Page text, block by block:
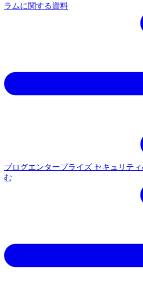
ラムに関する資料
ブログエンタープライズ セキュリテ
む